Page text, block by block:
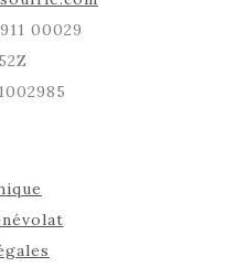
00029